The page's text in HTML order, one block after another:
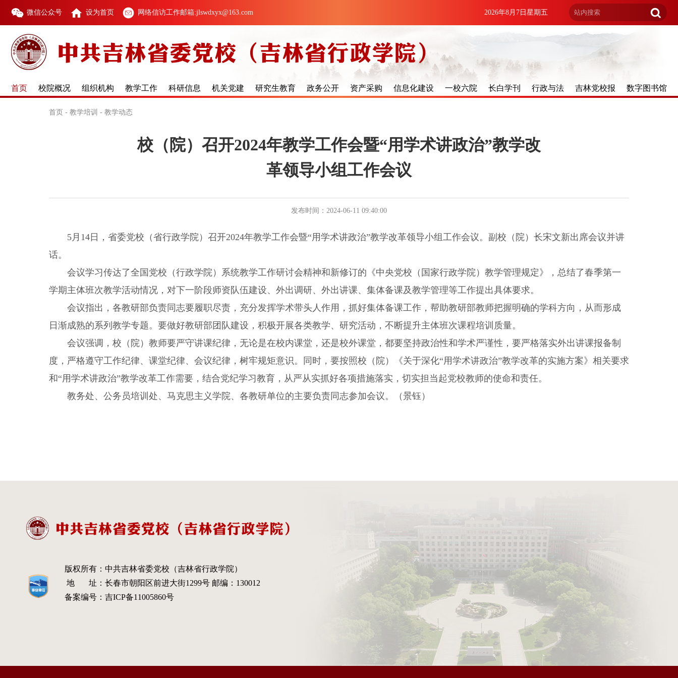
微信公众号 设为首页 网络信访工作邮箱:jlswdxyx@163.com 2026年8月7日星期五
首页 校院概况 组织机构 教学工作 科研信息 机关党建 研究生教育 政务公开 资产采购 信息化建设 一校六院 长白学刊 行政与法 吉林党校报 数字图书馆
首页 - 教学培训 - 教学动态
校（院）召开2024年教学工作会暨“用学术讲政治”教学改
革领导小组工作会议
发布时间：2024-06-11 09:40:00
5月 14 日，省委党校（省行政学院）召开2024年教学工作会暨“用学术讲政治”教学改革领导小组工作会议。副校（院）长宋文新出席会议并讲
话。
会议学习传达了全国党校（行政学院）系统教学工作研讨会精神和新修订的《中央党校（国家行政学院）教学管理规定》，总结了春季第一
学期主体班次教学活动情况，对下一阶段师资队伍建设、外出调研、外出讲课、集体备课及教学管理等工作提出具体要求。
会议指出，各教研部负责同志要履职尽责，充分发挥学术带头人作用，抓好集体备课工作，帮助教研部教师把握明确的学科方向，从而形成
日渐成熟的系列教学专题。要做好教研部团队建设，积极开展各类教学、研究活动，不断提升主体班次课程培训质量。
会议强调，校（院）教师要严守讲课纪律，无论是在校内课堂，还是校外课堂，都要坚持政治性和学术严谨性，要严格落实外出讲课报备制
度，严格遵守工作纪律、课堂纪律、会议纪律，树牢规矩意识。同时，要按照校（院）《关于深化“用学术讲政治”教学改革的实施方案》相关要求
和“用学术讲政治”教学改革工作需要，结合党纪学习教育，从严从实抓好各项措施落实，切实担当起党校教师的使命和责任。
教务处、公务员培训处、马克思主义学院、各教研单位的主要负责同志参加会议。（景钰）
版权所有： 中共吉林省委党校（吉林省行政学院）
地 址： 长春市朝阳区前进大街1299号 邮编：130012
备案编号： 吉ICP备11005860号